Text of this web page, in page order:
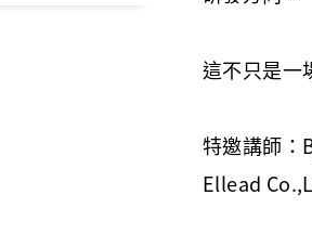
這不只是一
特邀講師：
Ellead